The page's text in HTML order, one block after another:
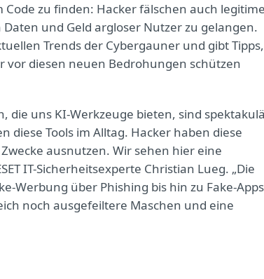
Code zu finden: Hacker fälschen auch
und Geld argloser Nutzer zu gelangen.
Trends der Cybergauner und gibt Tipps,
vor diesen neuen Bedrohungen schützen
die uns KI-Werkzeuge bieten, sind
Tools im Alltag. Hacker haben diese
ausnutzen. Wir sehen hier eine
IT-Sicherheitsexperte Christian Lueg. „Die
Werbung über Phishing bis hin zu Fake-
noch ausgefeiltere Maschen und eine